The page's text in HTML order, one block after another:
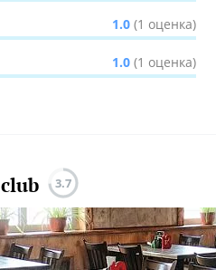
1.0 (1 оценка)
1.0 (1 оценка)
3.7